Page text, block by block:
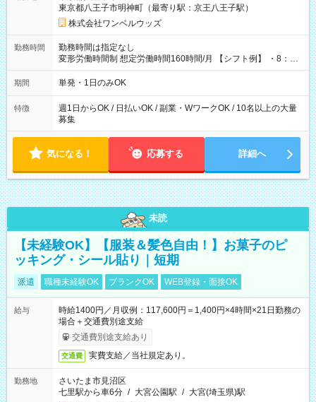
東京都八王子市明神町（最寄り駅：京王八王子駅）
株式会社ワンベルウッズ
勤務時間
勤務時間は指定なし
変形労働時間制 想定労働時間160時間/月 【シフト例】 ・8：00
～21：00
期間 単発・1日のみOK
特徴
週1日からOK / 日払いOK / 副業・WワークOK / 10名以上の大量
募集
気になる！ 応募する 詳細へ
未読
【未経験OK】【服装＆髪色自由！】お菓子のピ
ッキング・シール貼り｜短期
派遣 職種未経験OK ブランクOK WEB登録・面接OK
給与
時給1400円／月収例：117,600円＝1,400円×4時間×21日勤務の
場合＋交通費別途支給
交通費別途支給あり
交通費 実費支給／当社規定あり。
勤務地
さいたま市見沼区
七里駅から車6分 / 大宮公園駅 / 大宮(埼玉県)駅